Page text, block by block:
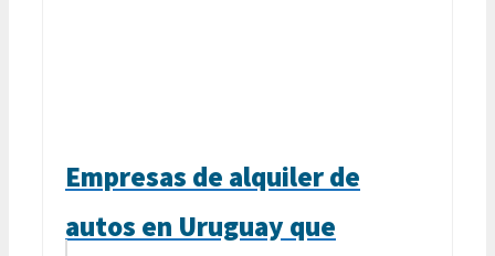
Empresas de alquiler de
autos en Uruguay que